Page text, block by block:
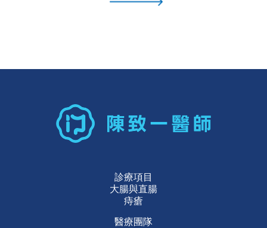
診療項目
大腸與直腸
痔瘡
醫療團隊